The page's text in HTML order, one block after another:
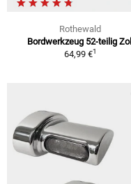
Rothewald
Bordwerkzeug 52-teilig Zoll
64,99 €1